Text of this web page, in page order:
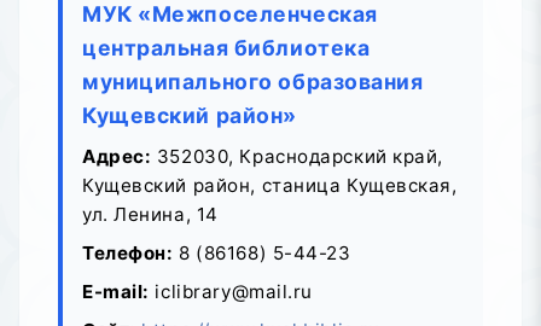
МУК «Межпоселенческая
центральная библиотека
муниципального образования
Кущевский район»
Адрес: 352030, Краснодарский край,
Кущевский район, станица Кущевская,
ул. Ленина, 14
Телефон: 8 (86168) 5-44-23
E-mail: iclibrary@mail.ru